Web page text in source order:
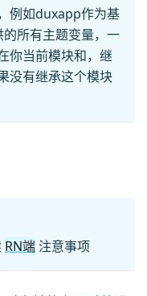
例如duxapp作为基
所有主题变量，一
你当前模块和，继
没有继承这个模块
RN端注意事项